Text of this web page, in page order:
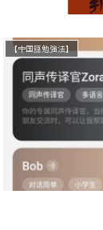
【中国語勉強法】